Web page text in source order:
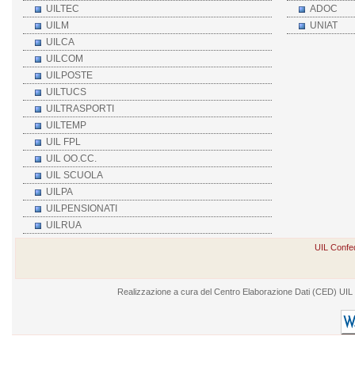
UILTEC
UILM
UILCA
UILCOM
UILPOSTE
UILTUCS
UILTRASPORTI
UILTEMP
UIL FPL
UIL OO.CC.
UIL SCUOLA
UILPA
UILPENSIONATI
UILRUA
ADOC
UNIAT
UIL
Realizzazione a cura del Centro Elaborazione Dati (CED)